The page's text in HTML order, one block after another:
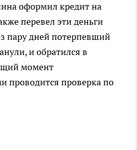
оформил кредит на
перевел эти деньги
пару дней потерпевший
и обратился в
момент
проводится проверка по